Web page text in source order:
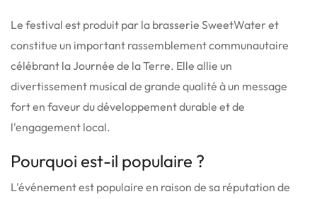
Le festival est produit par la brasserie SweetWater et
constitue un important rassemblement communautaire
célébrant la Journée de la Terre. Elle allie un
divertissement musical de grande qualité à un message
fort en faveur du développement durable et de
l'engagement local.
Pourquoi est-il populaire ?
L'événement est populaire en raison de sa réputation de